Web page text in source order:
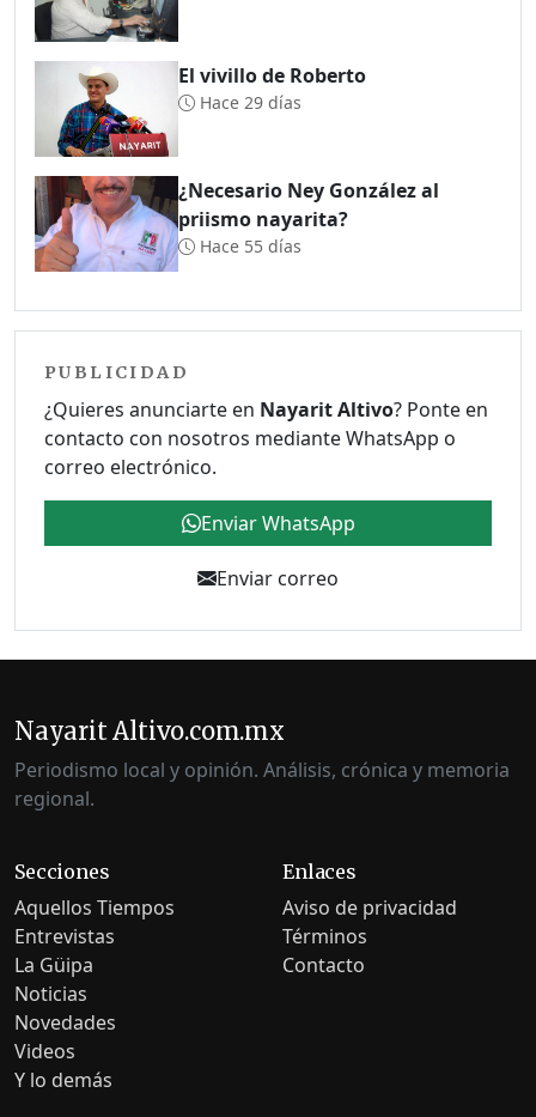
El vivillo de Roberto
Hace 29 días
¿Necesario Ney González al
priismo nayarita?
Hace 55 días
PUBLICIDAD
¿Quieres anunciarte en Nayarit Altivo? Ponte en
contacto con nosotros mediante WhatsApp o
correo electrónico.
Enviar WhatsApp
Enviar correo
Nayarit Altivo.com.mx
Periodismo local y opinión. Análisis, crónica y memoria
regional.
Secciones
Aquellos Tiempos
Entrevistas
La Güipa
Noticias
Novedades
Videos
Y lo demás
Enlaces
Aviso de privacidad
Términos
Contacto